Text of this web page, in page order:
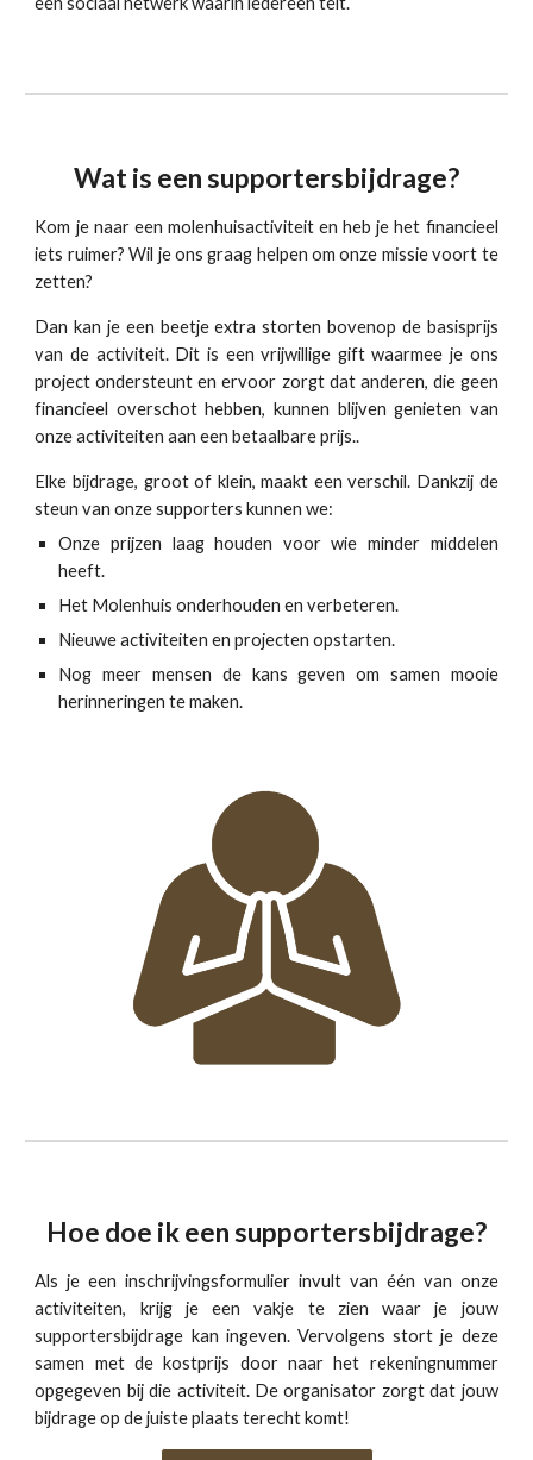
Wat is een supportersbijdrage?
Kom je naar een molenhuisactiviteit en heb je het financieel
iets ruimer?Wil je ons graag helpen om onze missie voort te
zetten?
Dan kan je een beetje extra storten bovenop de basisprijs
van de activiteit. Dit is een vrijwillige gift waarmee je ons
project ondersteunt en ervoor zorgt dat anderen, die geen
financieel overschot hebben, kunnen blijven genieten van
onze activiteiten aan een betaalbare prijs..
Elke bijdrage, groot of klein, maakt een verschil. Dankzij de
steun van onze supporters kunnen we:
Onze prijzen laag houden voor wie minder middelen
heeft.
Het Molenhuis onderhouden en verbeteren.
Nieuwe activiteiten en projecten opstarten.
Nog meer mensen de kans geven om samen mooie
herinneringen te maken.
Hoe doe ikeensupportersbijdrage?
Als je een inschrijvingsformulier invult van één van onze
activiteiten, krijg je een vakje te zien waar je jouw
supportersbijdrage kan ingeven. Vervolgens stort je deze
samen met de kostprijs door naar het rekeningnummer
opgegeven bij die activiteit. De organisator zorgt dat jouw
bijdrage op de juiste plaats terecht komt!